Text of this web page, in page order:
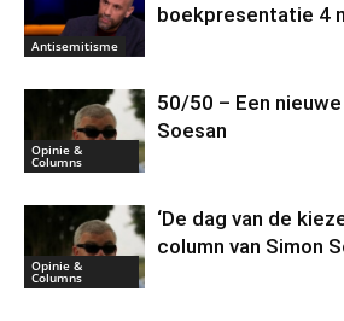
Antisemitisme
boekpresentatie 4
Opinie &
Columns
50/50 – Een
Soesan
Opinie &
Columns
‘De dag van de
column van Simon